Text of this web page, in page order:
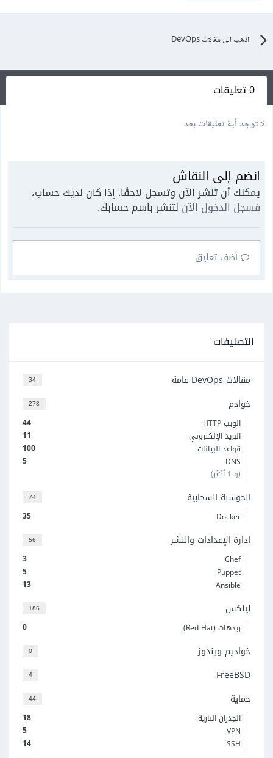
اذهب الى مقالات DevOps
0 تعليقات
لا توجد أية تعليقات بعد
انضم إلى النقاش
يمكنك أن تنشر الآن وتسجل لاحقًا. إذا كان لديك حساب،
فسجل الدخول الآن لتنشر باسم حسابك.
أضف تعليق
التصنيفات
34 مقالات DevOps عامة
278 خوادم
44
الويب HTTP
11
البريد الإلكتروني
100
قواعد البيانات
5
DNS
(و 1 أكثر)
74 الحوسبة السحابية
35 Docker
56 إدارة الإعدادات والنشر
3
Chef
5
Puppet
13
Ansible
186 لينكس
0 ريدهات (Red Hat)
0 خواديم ويندوز
4 FreeBSD
44 حماية
18
الجدران النارية
5
VPN
14
SSH